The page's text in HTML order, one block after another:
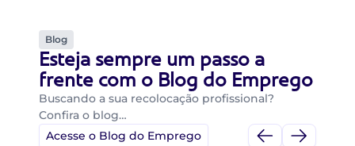
Blog
Esteja sempre um passo a
frente com o Blog do Emprego
Buscando a sua recolocação profissional?
Confira o blog…
Acesse o Blog do Emprego